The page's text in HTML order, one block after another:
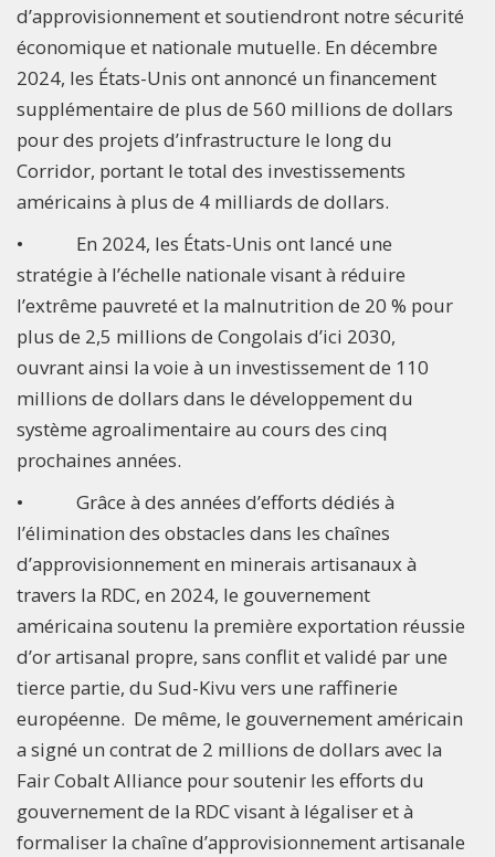
d’approvisionnement et soutiendront notre sécurité
économique et nationale mutuelle. En décembre
2024, les États-Unis ont annoncé un financement
supplémentaire de plus de 560 millions de dollars
pour des projets d’infrastructure le long du
Corridor, portant le total des investissements
américains à plus de 4 milliards de dollars.
• En 2024, les États-Unis ont lancé une
stratégie à l’échelle nationale visant à réduire
l’extrême pauvreté et la malnutrition de 20 % pour
plus de 2,5 millions de Congolais d’ici 2030,
ouvrant ainsi la voie à un investissement de 110
millions de dollars dans le développement du
système agroalimentaire au cours des cinq
prochaines années.
• Grâce à des années d’efforts dédiés à
l’élimination des obstacles dans les chaînes
d’approvisionnement en minerais artisanaux à
travers la RDC, en 2024, le gouvernement
américaina soutenu la première exportation réussie
d’or artisanal propre, sans conflit et validé par une
tierce partie, du Sud-Kivu vers une raffinerie
européenne. De même, le gouvernement américain
a signé un contrat de 2 millions de dollars avec la
Fair Cobalt Alliance pour soutenir les efforts du
gouvernement de la RDC visant à légaliser et à
formaliser la chaîne d’approvisionnement artisanale